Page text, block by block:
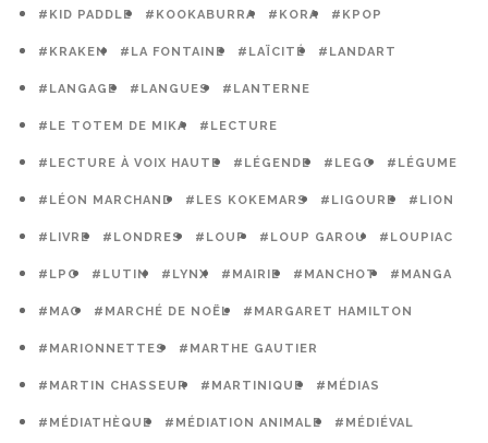
#KID PADDLE #KOOKABURRA #KORA #KPOP
#KRAKEN #LA FONTAINE #LAÏCITÉ #LANDART
#LANGAGE #LANGUES #LANTERNE
#LE TOTEM DE MIKA #LECTURE
#LECTURE À VOIX HAUTE #LÉGENDE #LEGO #LÉGUME
#LÉON MARCHAND #LES KOKEMARS #LIGOURE #LION
#LIVRE #LONDRES #LOUP #LOUP GAROU #LOUPIAC
#LPO #LUTIN #LYNX #MAIRIE #MANCHOT #MANGA
#MAO #MARCHÉ DE NOËL #MARGARET HAMILTON
#MARIONNETTES #MARTHE GAUTIER
#MARTIN CHASSEUR #MARTINIQUE #MÉDIAS
#MÉDIATHÈQUE #MÉDIATION ANIMALE #MÉDIÉVAL